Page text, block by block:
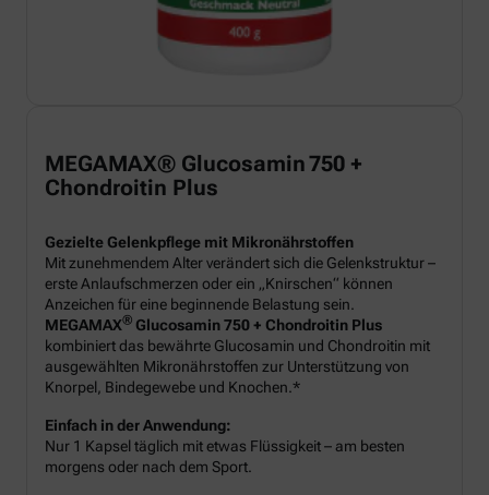
MEGAMAX® Glucosamin 750 +
Chondroitin Plus
Gezielte Gelenkpflege mit Mikronährstoffen
Mit zunehmendem Alter verändert sich die Gelenkstruktur –
erste Anlaufschmerzen oder ein „Knirschen“ können
Anzeichen für eine beginnende Belastung sein.
MEGAMAX® Glucosamin 750 + Chondroitin Plus
kombiniert das bewährte Glucosamin und Chondroitin mit
ausgewählten Mikronährstoffen zur Unterstützung von
Knorpel, Bindegewebe und Knochen.*
Einfach in der Anwendung:
Nur 1 Kapsel täglich mit etwas Flüssigkeit – am besten
morgens oder nach dem Sport.